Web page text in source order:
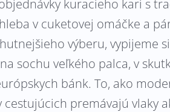
kuracieho kari s
v cuketovej omáčke a
výberu, vypijeme si
sochu veľkého palca, v
bánk. To, ako
premávajú vlaky